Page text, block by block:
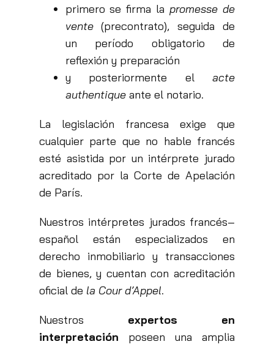
primero se firma lapromesse de
vente(precontrato), seguida de
un período obligatorio de
reflexión y preparación
y posteriormente el acte
authentiqueante el notario.
La legislación francesa exige que
cualquier parte que no hable francés
esté asistida por un intérprete jurado
acreditado por la Corte de Apelación
de París.
Nuestros intérpretes jurados francés–
español están especializados en
derecho inmobiliario y transacciones
de bienes, y cuentan con acreditación
oficial de la Cour d’Appel.
Nuestros expertos en
interpretación poseen una amplia